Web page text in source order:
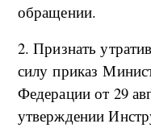
обращении.
2. Признать
силу приказ
Федерации от 29
утверждении